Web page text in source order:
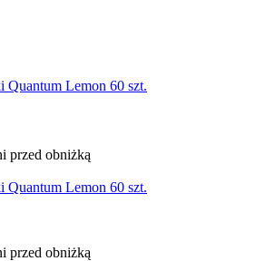
Quantum Lemon 60 szt.
przed obniżką
Quantum Lemon 60 szt.
przed obniżką